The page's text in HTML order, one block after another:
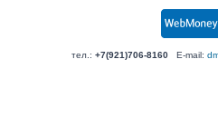
тел.: +7(921)706-8160E-mail: